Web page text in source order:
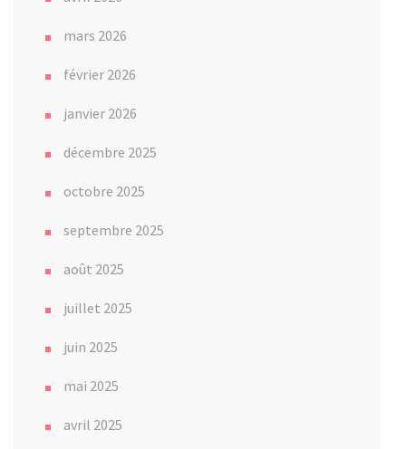
mars 2026
février 2026
janvier 2026
décembre 2025
octobre 2025
septembre 2025
août 2025
juillet 2025
juin 2025
mai 2025
avril 2025